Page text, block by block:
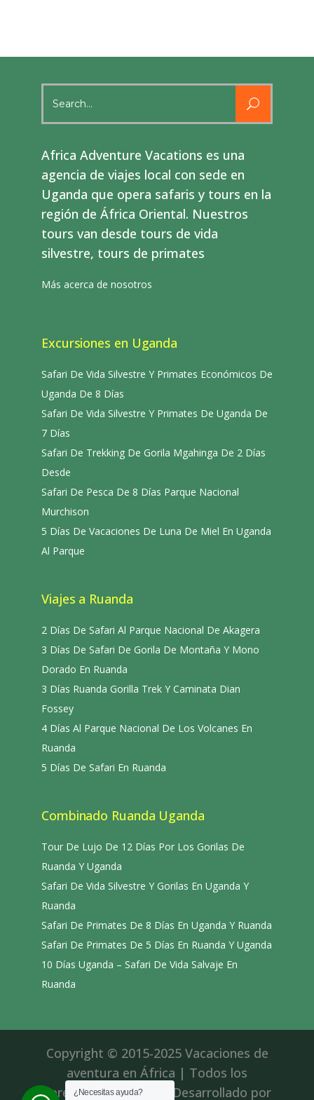
for:
Africa Adventure Vacations es una
agencia de viajes local con sede en
Uganda que opera safaris y tours en la
región de África Oriental. Nuestros
tours van desde tours de vida
silvestre, tours de primates
Más acerca de nosotros
Excursiones en Uganda
Safari De Vida Silvestre Y Primates Económicos De
Uganda De 8 Días
Safari De Vida Silvestre Y Primates De Uganda De
7 Días
Safari De Trekking De Gorila Mgahinga De 2 Días
Desde
Safari De Pesca De 8 Días Parque Nacional
Murchison
5 Días De Vacaciones De Luna De Miel En Uganda
Al Parque
Viajes a Ruanda
2 Días De Safari Al Parque Nacional De Akagera
3 Días De Safari De Gorila De Montaña Y Mono
Dorado En Ruanda
3 Días Ruanda Gorilla Trek Y Caminata Dian
Fossey
4 Días Al Parque Nacional De Los Volcanes En
Ruanda
5 Días De Safari En Ruanda
Combinado Ruanda Uganda
Tour De Lujo De 12 Días Por Los Gorilas De
Ruanda Y Uganda
Safari De Vida Silvestre Y Gorilas En Uganda Y
Ruanda
Safari De Primates De 8 Días En Uganda Y Ruanda
Safari De Primates De 5 Días En Ruanda Y Uganda
10 Días Uganda – Safari De Vida Salvaje En
Ruanda
Copyright © 2015-2025 Vacaciones de
aventura en África | Todos los
derechos reservados|Desarrollado por
¿Necesitas ayuda?